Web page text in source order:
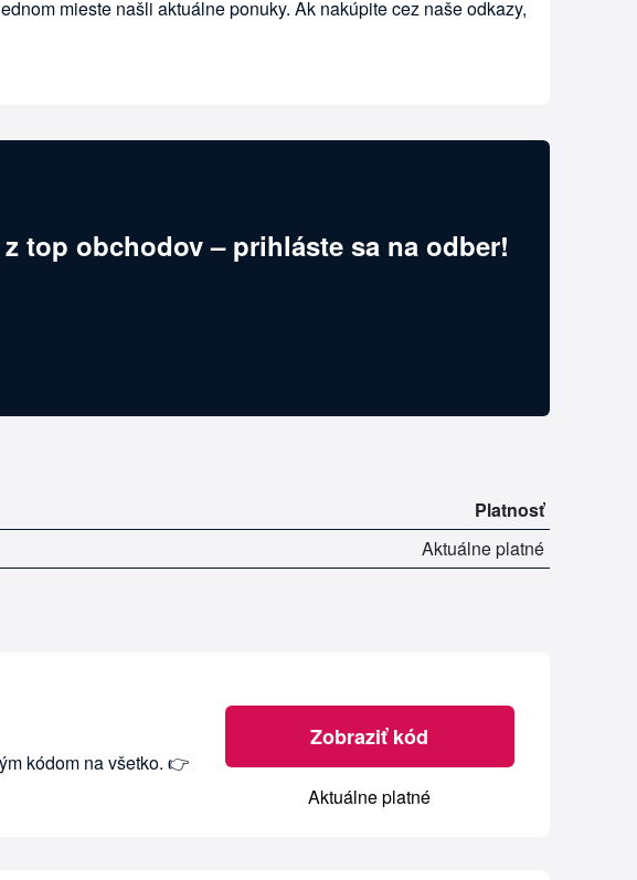
mieste našli aktuálne ponuky. Ak nakúpite cez naše odkazy,
top obchodov – prihláste sa na odber!
Platnosť
Aktuálne platné
kódom na všetko. 👉
Zobraziť kód
Aktuálne platné